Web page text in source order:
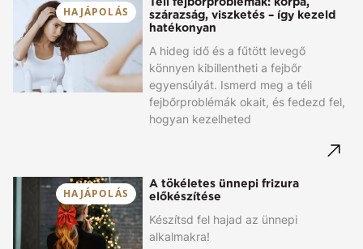
HAJÁPOLÁS
szárazság, viszketés – így kezeld
hatékonyan
A hideg idő és a fűtött levegő
könnyen kibillentheti a fejbőr
egyensúlyát. Ismerd meg a téli
fejbőrproblémák okait, és fedezd fel,
hogyan kezelheted
HAJÁPOLÁS
A tökéletes ünnepi frizura
előkészítése
Készítsd fel hajad az ünnepi
alkalmakra!